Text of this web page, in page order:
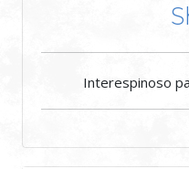
Interespinoso